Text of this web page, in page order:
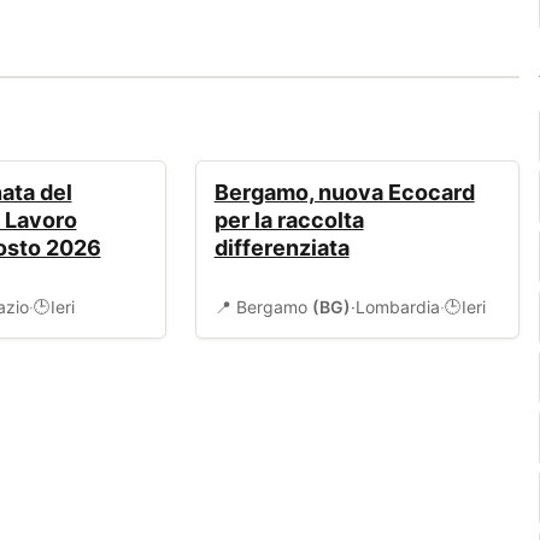
del
2026
·🕒Ieri
Bergamo, nuova Ecocard
per la raccolta
differenziata
📍 Bergamo (BG)·Lombardia·🕒Ieri